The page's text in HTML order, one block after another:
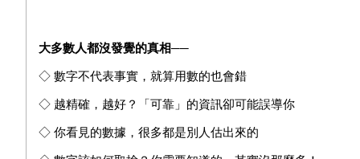
大多數人都沒發覺的真相──
◇ 數字不代表事實，就算用數的也會錯
◇ 越精確，越好？「可靠」的資訊卻可能誤導你
◇ 你看見的數據，很多都是別人估出來的